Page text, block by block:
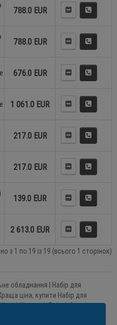
788.0 EUR
788.0 EUR
676.0 EUR
1 061.0 EUR
217.0 EUR
217.0 EUR
139.0 EUR
2 613.0 EUR
з 1 по 19 із 19 (всього 1 сторінок)
обладнання | Набір для
ціна, купити Набір для
Харкові, Дніпрі, Одесі,